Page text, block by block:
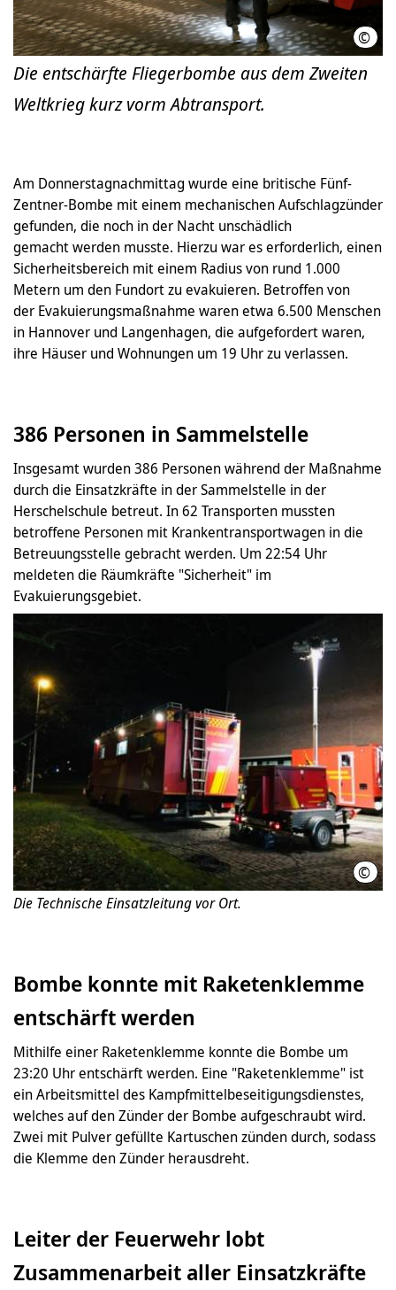
©
Die entschärfte Fliegerbombe aus dem Zweiten
Weltkrieg kurz vorm Abtransport.
Am Donnerstagnachmittag wurde eine britische Fünf-
Zentner-Bombe mit einem mechanischen Aufschlagzünder
gefunden, die noch in der Nacht unschädlich
gemacht werden musste. Hierzu war es erforderlich, einen
Sicherheitsbereich mit einem Radius von rund 1.000
Metern um den Fundort zu evakuieren. Betroffen von
der Evakuierungsmaßnahme waren etwa 6.500 Menschen
in Hannover und Langenhagen, die aufgefordert waren,
ihre Häuser und Wohnungen um 19 Uhr zu verlassen.
386 Personen in Sammelstelle
Insgesamt wurden 386 Personen während der Maßnahme
durch die Einsatzkräfte in der Sammelstelle in der
Herschelschule betreut. In 62 Transporten mussten
betroffene Personen mit Krankentransportwagen in die
Betreuungsstelle gebracht werden. Um 22:54 Uhr
meldeten die Räumkräfte "Sicherheit" im
Evakuierungsgebiet.
©
Die Technische Einsatzleitung vor Ort.
Bombe konnte mit Raketenklemme
entschärft werden
Mithilfe einer Raketenklemme konnte die Bombe um
23:20 Uhr entschärft werden. Eine "Raketenklemme" ist
ein Arbeitsmittel des Kampfmittelbeseitigungsdienstes,
welches auf den Zünder der Bombe aufgeschraubt wird.
Zwei mit Pulver gefüllte Kartuschen zünden durch, sodass
die Klemme den Zünder herausdreht.
Leiter der Feuerwehr lobt
Zusammenarbeit aller Einsatzkräfte